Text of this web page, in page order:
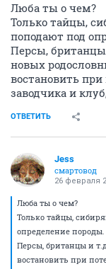
Люба ты о чем?
Только тайцы,
поподают под
Персы,
новых
востановить при
заводчика и
ОТВЕТИТЬ
Jess
смартовод
26 февраля
Люба ты о чем?
Только тайцы,
определение породы.
Персы, британцы и
востановить при